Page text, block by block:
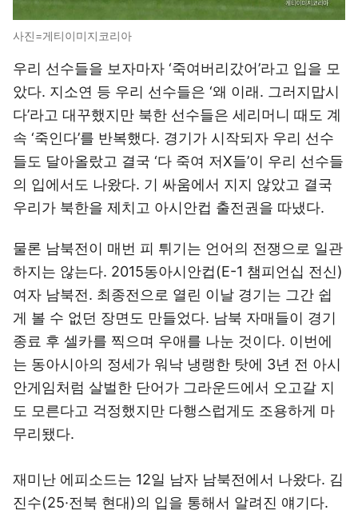
사진=게티이미지코리아
우리 선수들을 보자마자 ‘죽여버리갔어’라고 입을 모
았다. 지소연 등 우리 선수들은 ‘왜 이래. 그러지맙시
다’라고 대꾸했지만 북한 선수들은 세리머니 때도 계
속 ‘죽인다’를 반복했다. 경기가 시작되자 우리 선수
들도 달아올랐고 결국 ‘다 죽여 저X들’이 우리 선수들
의 입에서도 나왔다. 기 싸움에서 지지 않았고 결국
우리가 북한을 제치고 아시안컵 출전권을 따냈다.
물론 남북전이 매번 피 튀기는 언어의 전쟁으로 일관
하지는 않는다. 2015동아시안컵(E-1 챔피언십 전신)
여자 남북전. 최종전으로 열린 이날 경기는 그간 쉽
게 볼 수 없던 장면도 만들었다. 남북 자매들이 경기
종료 후 셀카를 찍으며 우애를 나눈 것이다. 이번에
는 동아시아의 정세가 워낙 냉랭한 탓에 3년 전 아시
안게임처럼 살벌한 단어가 그라운드에서 오고갈 지
도 모른다고 걱정했지만 다행스럽게도 조용하게 마
무리됐다.
재미난 에피소드는 12일 남자 남북전에서 나왔다. 김
진수(25·전북 현대)의 입을 통해서 알려진 얘기다.